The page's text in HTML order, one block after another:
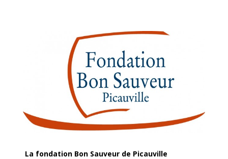
La fondation Bon Sauveur de Picauville